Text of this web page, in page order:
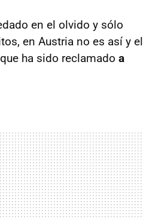
en el olvido y sólo
en Austria no es así y el
ha sido reclamado a